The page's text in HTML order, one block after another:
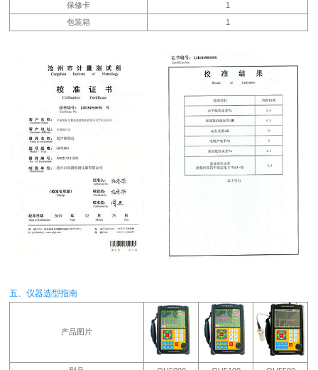
保修卡
1
包装箱
1
五、仪器选型指南
产品图片